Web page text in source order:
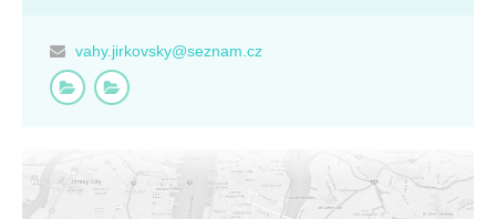
vahy.jirkovsky@seznam.cz